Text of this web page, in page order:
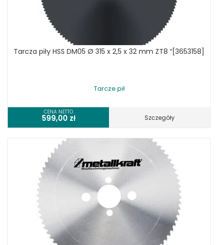
Tarcza piły HSS DM05 Ø 315 x 2,5 x 32 mm ZT8 “[3653158]
Tarcze pił
CENA NETTO
599,00 zł Szczegóły